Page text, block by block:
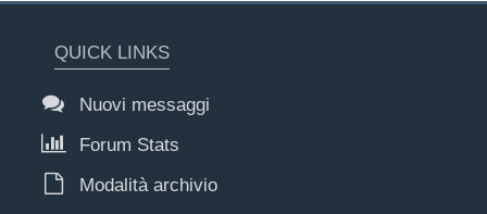
QUICK LINKS
Nuovi messaggi
Forum Stats
Modalità archivio